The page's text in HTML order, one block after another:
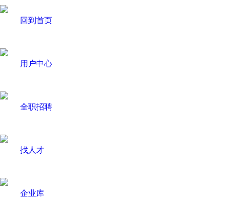
回到首页
用户中心
全职招聘
找人才
企业库